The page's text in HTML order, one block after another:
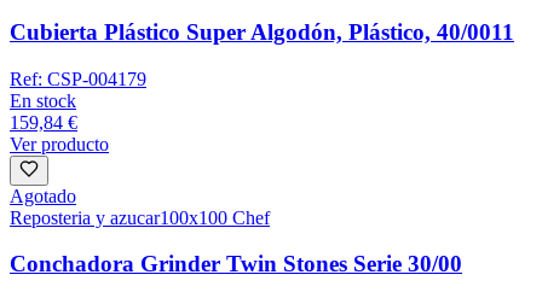
Cubierta Plástico Super Algodón, Plástico, 40/0011
Ref: CSP-004179
En stock
159,84 €
Ver producto
Agotado
Reposteria y azucar100x100 Chef
Conchadora Grinder Twin Stones Serie 30/00